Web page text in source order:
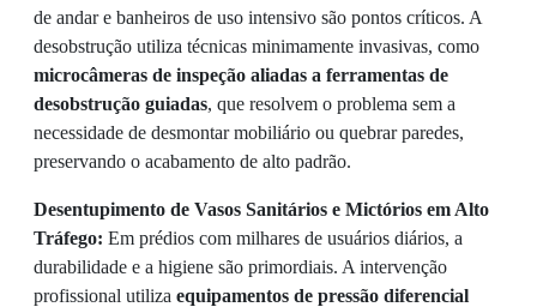
de andar e banheiros de uso intensivo são pontos críticos. A
desobstrução utiliza técnicas minimamente invasivas, como
microcâmeras de inspeção aliadas a ferramentas de
desobstrução guiadas, que resolvem o problema sem a
necessidade de desmontar mobiliário ou quebrar paredes,
preservando o acabamento de alto padrão.
Desentupimento de Vasos Sanitários e Mictórios em Alto
Tráfego: Em prédios com milhares de usuários diários, a
durabilidade e a higiene são primordiais. A intervenção
profissional utiliza equipamentos de pressão diferencial